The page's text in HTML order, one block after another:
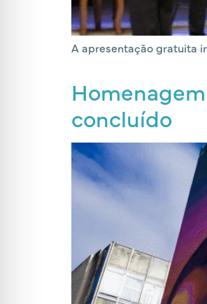
A apresentação gratuita
concluído